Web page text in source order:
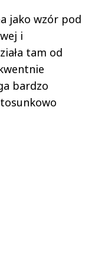
jako wzór pod
i
tam od
bardzo